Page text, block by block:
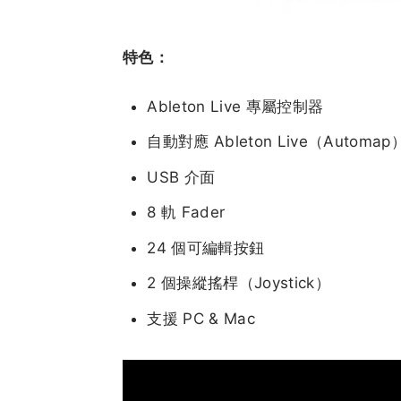
特色：
Ableton Live 專屬控制器
自動對應 Ableton Live（Automap
USB 介面
8 軌 Fader
24 個可編輯按鈕
2 個操縱搖桿（Joystick）
支援 PC & Mac